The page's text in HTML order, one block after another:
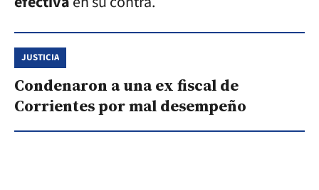
JUSTICIA
Condenaron a una ex fiscal de
Corrientes por mal desempeño